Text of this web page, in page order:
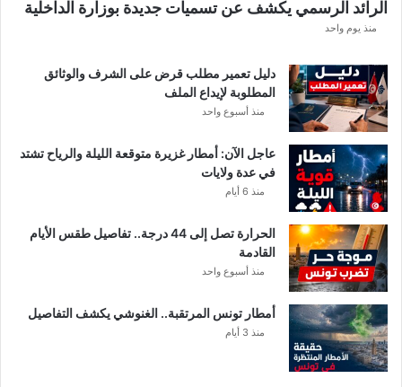
الرائد الرسمي يكشف عن تسميات جديدة بوزارة الداخلية
منذ يوم واحد
دليل تعمير مطلب قرض على الشرف والوثائق
المطلوبة لإيداع الملف
منذ أسبوع واحد
عاجل الآن: أمطار غزيرة متوقعة الليلة والرياح تشتد
في عدة ولايات
منذ 6 أيام
الحرارة تصل إلى 44 درجة.. تفاصيل طقس الأيام
القادمة
منذ أسبوع واحد
أمطار تونس المرتقبة.. الغنوشي يكشف التفاصيل
منذ 3 أيام